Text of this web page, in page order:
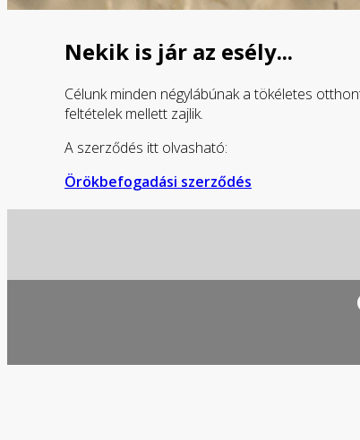
Nekik is jár az esély...
Célunk minden négylábúnak a tökéletes
feltételek mellett zajlik.
A szerződés itt olvasható:
Örökbefogadási szerződés